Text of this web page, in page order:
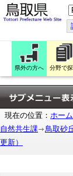
こ
の
ペ
ー
ジ
翻
訳
す
る
県外の方へ 分野で
現在の位置： ホーム
自然共生課
鳥取砂
更新）